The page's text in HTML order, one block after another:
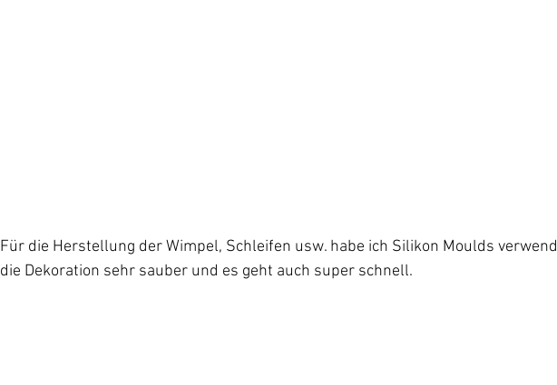
Für die Herstellung der Wimpel, Schleifen usw. habe ich Silikon Moulds
die Dekoration sehr sauber und es geht auch super schnell.